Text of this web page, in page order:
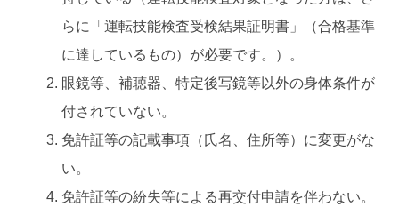
らに「運転技能検査受検結果証明書」（合格基準
に達しているもの）が必要です。）。
眼鏡等、補聴器、特定後写鏡等以外の身体条件が
付されていない。
免許証等の記載事項（氏名、住所等）に変更がな
い。
免許証等の紛失等による再交付申請を伴わない。